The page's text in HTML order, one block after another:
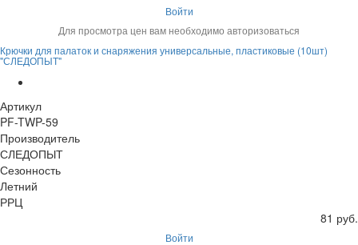
Войти
Для просмотра цен вам необходимо авторизоваться
Крючки для палаток и снаряжения универсальные, пластиковые (10шт)
"СЛЕДОПЫТ"
Артикул
PF-TWP-59
Производитель
СЛЕДОПЫТ
Сезонность
Летний
РРЦ
81 руб.
Войти